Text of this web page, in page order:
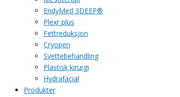
EndyMed 3DEEP®
Plexr plus
Fettreduksjon
Cryopen
Svettebehandling
Plastisk kirurgi
Hydrafacial
Produkter